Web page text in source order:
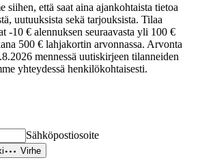
siihen, että saat aina ajankohtaista tietoa
uutuuksista sekä tarjouksista. Tilaa
-10 € alennuksen seuraavasta yli 100 €
500 € lahjakortin arvonnassa. Arvonta
mennessä uutiskirjeen tilanneiden
yhteydessä henkilökohtaisesti.
Sähköpostiosoite
Virhe